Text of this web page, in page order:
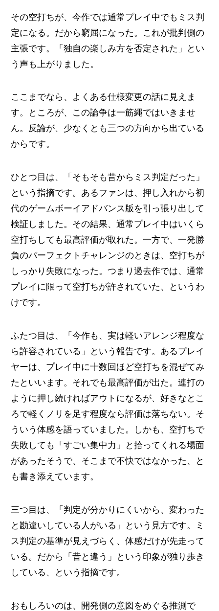
その空打ちが、今作では通常プレイ中でもミス判
定になる。だから窮屈になった。これが批判側の
主張です。「独自の楽しみ方を否定された」とい
う声も上がりました。
ここまでなら、よくある仕様変更の話に見えま
す。ところが、この論争は一筋縄ではいきませ
ん。反論が、少なくとも三つの方向から出ている
からです。
ひとつ目は、「そもそも昔からミス判定だった」
という指摘です。あるファンは、押し入れから初
代のゲームボーイアドバンス版を引っ張り出して
検証しました。その結果、通常プレイ中はいくら
空打ちしても最高評価が取れた。一方で、一発勝
負のパーフェクトチャレンジのときは、空打ちが
しっかり失敗になった。つまり過去作では、通常
プレイに限って空打ちが許されていた、というわ
けです。
ふたつ目は、「今作も、実は軽いアレンジ程度な
ら許容されている」という報告です。あるプレイ
ヤーは、プレイ中に十数回ほど空打ちを混ぜてみ
たといいます。それでも最高評価が出た。連打の
ように押し続ければアウトになるが、好きなとこ
ろで軽くノリを足す程度なら評価は落ちない。そ
ういう体感を語っていました。しかも、空打ちで
失敗しても「すごい集中力」と拾ってくれる場面
があったそうで、そこまで不快ではなかった、と
も書き添えています。
三つ目は、「判定が分かりにくいから、変わった
と勘違いしている人がいる」という見方です。ミ
ス判定の基準が見えづらく、体感だけが先走って
いる。だから「昔と違う」という印象が独り歩き
している、という指摘です。
おもしろいのは、開発側の意図をめぐる推測で